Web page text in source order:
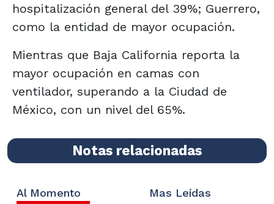
hospitalización general del 39%; Guerrero,
como la entidad de mayor ocupación.
Mientras que Baja California reporta la
mayor ocupación en camas con
ventilador, superando a la Ciudad de
México, con un nivel del 65%.
Notas relacionadas
Al Momento Mas Leídas